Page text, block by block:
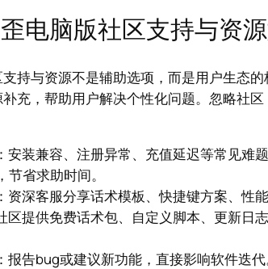
电脑版社区支持与资
持与资源不是辅助选项，而是用户生态
充，帮助用户解决个性化问题。忽略社
：安装兼容、注册异常、充值延迟等常见难
省求助时间。
：资深客服分享话术模板、快捷键方案、性
区提供免费话术包、自定义脚本、更新日
报告bug或建议新功能，直接影响软件迭